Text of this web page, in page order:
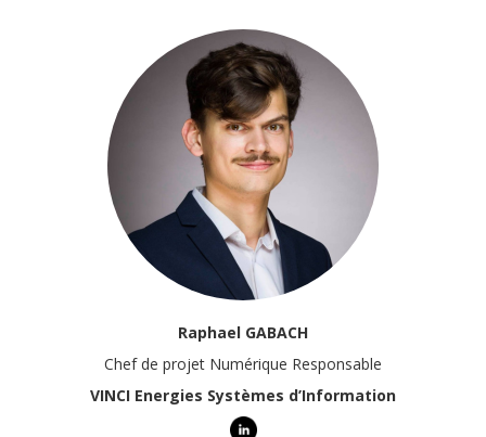
Raphael GABACH
Chef de projet Numérique Responsable
VINCI Energies Systèmes d’Information